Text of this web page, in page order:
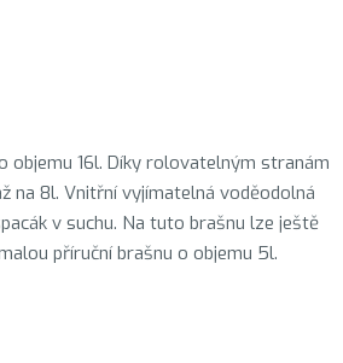
objemu 16l. Díky rolovatelným stranám
na 8l. Vnitřní vyjímatelná voděodolná
v suchu. Na tuto brašnu lze ještě
příruční brašnu o objemu 5l.